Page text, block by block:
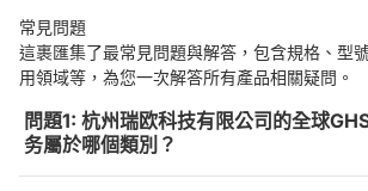
常見問題
這裹匯集了最常見問題與解答，包含規格、型
用領域等，為您一次解答所有產品相關疑問。
問題1: 杭州瑞欧科技有限公司的全球
务屬於哪個類別？